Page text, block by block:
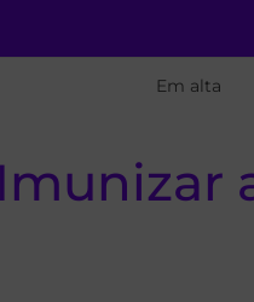
Em alta